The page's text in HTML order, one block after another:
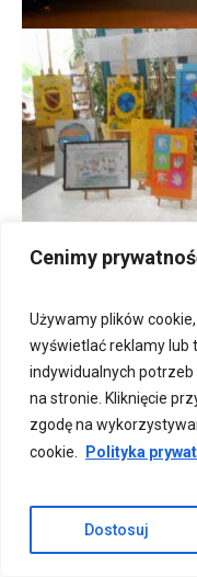
Cenimy
Używamy plików
wyświetlać reklamy lub
indywidualnych
na stronie. Kliknięcie
zgodę na
cookie.
Polityka
Dostosuj